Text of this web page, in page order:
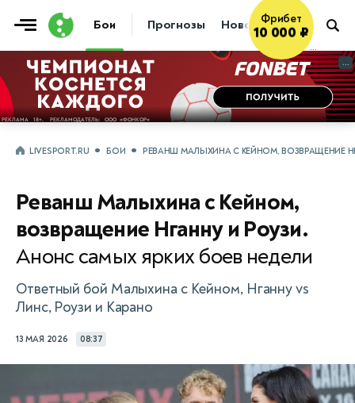
Бои Прогнозы Новости Бокс
Фрибет
10 000 ₽
...
...
LIVESPORT.RU БОИ РЕВАНШ МАЛЫХИНА С КЕЙНОМ, ВОЗВРАЩЕНИЕ
Реванш Малыхина с Кейном,
возвращение Нганну и Роузи.
Анонс самых ярких боев недели
Ответный бой Малыхина с Кейном, Нганну vs
Линс, Роузи и Карано
13 МАЯ 2026 08:37